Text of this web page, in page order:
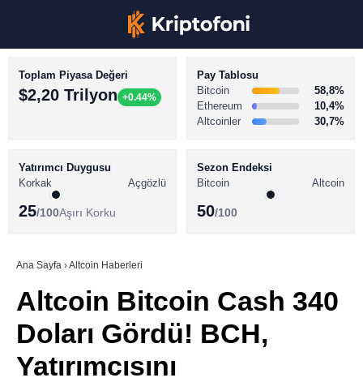
Youtube
TikTok
BİTCOİN HABERLERİ
ALTCOİN HABERLERİ
SÖZLÜK
Toplam Piyasa Değeri
$2,20 Trilyon +0.44%
Pay Tablosu
Bitcoin
58,8%
Ethereum
10,4%
Altcoinler
30,7%
Yatırımcı Duygusu
Korkak
Açgözlü
25/100Aşırı Korku
Sezon Endeksi
Bitcoin
Altcoin
50/100
Ana Sayfa ›Altcoin Haberleri
Altcoin Bitcoin Cash 340
Doları Gördü! BCH,
Yatırımcısını